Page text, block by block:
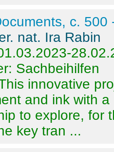
c. 500
nat. Ira Rabin
Sachbeihilfen
innovative
and ink with
to explore, for
key tran ...